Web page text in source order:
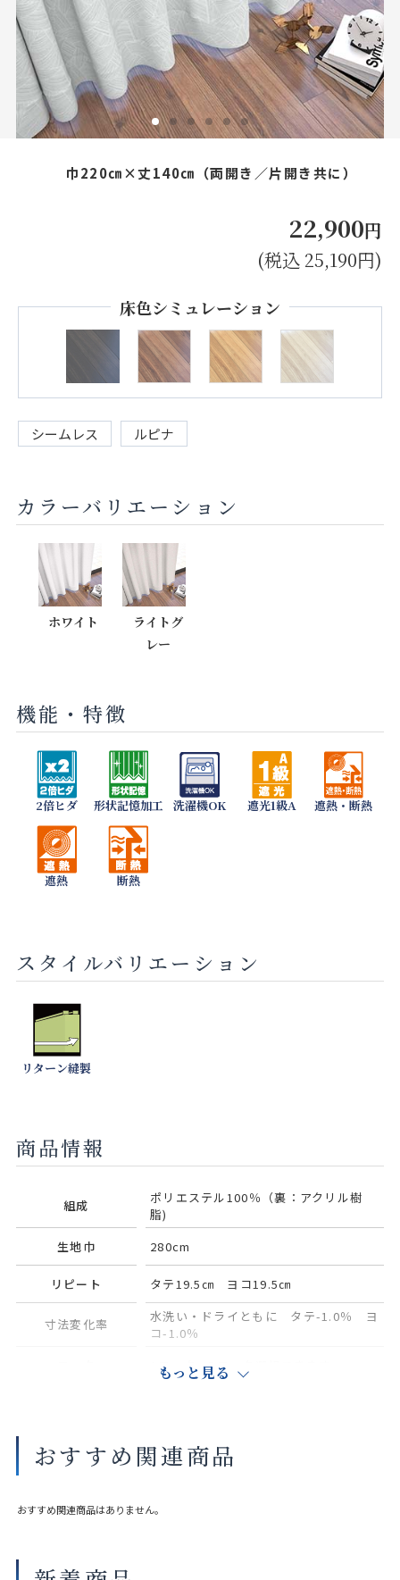
法人のお客様へ
巾220㎝×丈140㎝（両開き／片開き共に）
22,900円
(税込 25,190円)
床色シミュレーション
シームレス ルピナ
カラーバリエーション
ホワイト
ライトグ
レー
機能・特徴
2倍ヒダ 形状記憶加工 洗濯機OK 遮光1級A 遮熱・断熱
遮熱 断熱
スタイルバリエーション
リターン縫製
商品情報
組成
ポリエステル100％（裏：アクリル樹
脂)
生地巾
280cm
リピート タテ19.5㎝ ヨコ19.5㎝
寸法変化率
水洗い・ドライともに タテ-1.0％ ヨ
コ-1.0％
Aフック、Bフック選択できます
サイズや縫製仕様によって価格が異なります。
実際の色や素材感は店舗にてご覧いただけます。
もっと見る
おすすめ関連商品
おすすめ関連商品はありません。